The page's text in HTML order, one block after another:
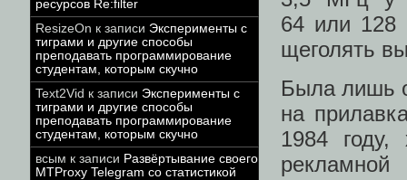
ресурсов Re:filter
ResizeOn к записи Эксперименты с
тиграми и другие способы
преподавать программирование
студентам, которым скучно
Text2Vid к записи Эксперименты с
тиграми и другие способы
преподавать программирование
студентам, которым скучно
всым к записи Развёртывание своего
MTProxy Telegram со статистикой
64 или 128
щеголять
Была лишь
на
1984 году,